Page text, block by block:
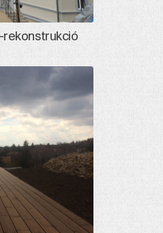
rekonstrukció